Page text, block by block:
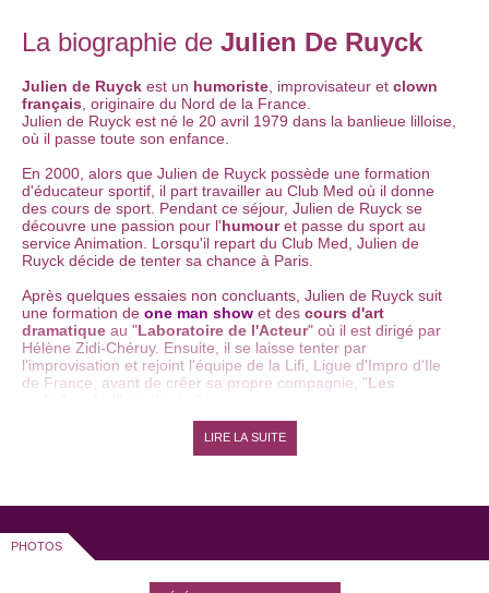
La biographie de Julien De Ruyck
Julien de Ruyck est un humoriste , improvisateur et clown
français , originaire du Nord de la France.
Julien de Ruyck est né le 20 avril 1979 dans la banlieue lilloise,
où il passe toute son enfance.
En 2000, alors que Julien de Ruyck possède une formation
d'éducateur sportif, il part travailler au Club Med où il donne
des cours de sport. Pendant ce séjour, Julien de Ruyck se
découvre une passion pour l'humouret passe du sport au
service Animation. Lorsqu'il repart du Club Med, Julien de
Ruyck décide de tenter sa chance à Paris.
Après quelques essaies non concluants, Julien de Ruyck suit
une formation de one man show et des cours d'art
dramatique au "Laboratoire de l'Acteur" où il est dirigé par
Hélène Zidi-Chéruy. Ensuite, il se laisse tenter par
l'improvisation et rejoint l'équipe de la Lifi, Ligue d'Impro d'Ile
de France, avant de créer sa propre compagnie, "Les
Avec sa compagnie, pendant plus de deux ans, Julien de
Ruyck se produit dans la France entière, s'adonnant à des
En 2003, Julien de Ruyck devient leclown"Boubou", à
comités d'entreprise).
LIRE LA SUITE
PHOTOS